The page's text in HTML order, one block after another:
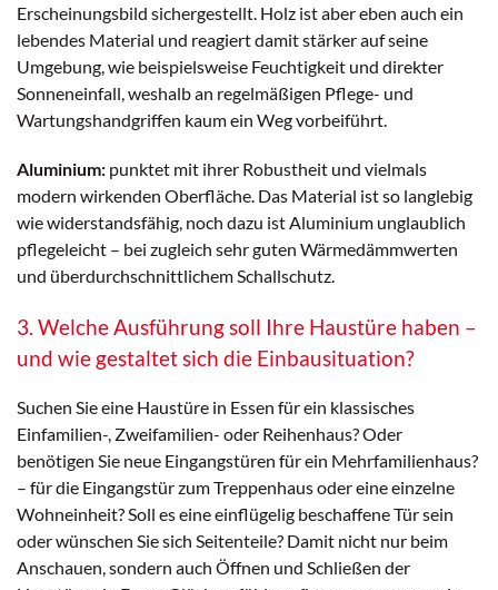
Erscheinungsbild sichergestellt. Holz ist aber eben auch ein
lebendes Material und reagiert damit stärker auf seine
Umgebung, wie beispielsweise Feuchtigkeit und direkter
Sonneneinfall, weshalb an regelmäßigen Pflege- und
Wartungshandgriffen kaum ein Weg vorbeiführt.
Aluminium:punktet mit ihrer Robustheit und vielmals
modern wirkenden Oberfläche. Das Material ist so langlebig
wie widerstandsfähig, noch dazu ist Aluminium unglaublich
pflegeleicht – bei zugleich sehr guten Wärmedämmwerten
und überdurchschnittlichem Schallschutz.
3. Welche Ausführung soll Ihre Haustüre haben –
und wie gestaltet sich die Einbausituation?
Suchen Sie eine Haustüre in Essen für ein klassisches
Einfamilien-, Zweifamilien- oder Reihenhaus? Oder
benötigen Sie neue Eingangstüren für ein Mehrfamilienhaus?
– für die Eingangstür zum Treppenhaus oder eine einzelne
Wohneinheit? Soll es eine einflügelig beschaffene Tür sein
oder wünschen Sie sich Seitenteile? Damit nicht nur beim
Anschauen, sondern auch Öffnen und Schließen der